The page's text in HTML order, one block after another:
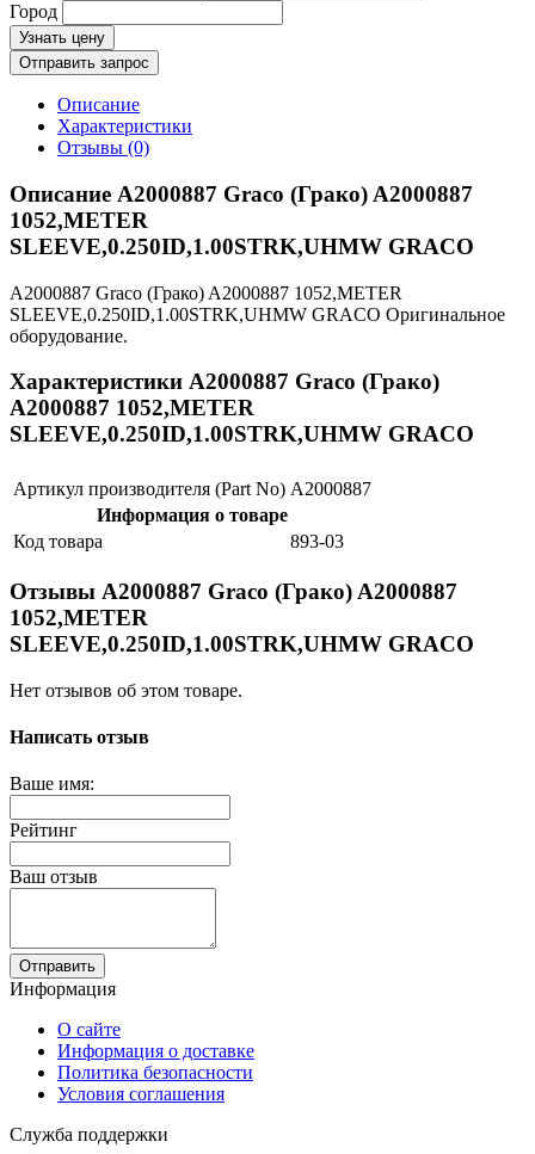
Город
Узнать цену
Отправить запрос
Описание
Характеристики
Отзывы (0)
Описание A2000887 Graco (Грако) A2000887
1052,METER
SLEEVE,0.250ID,1.00STRK,UHMW GRACO
A2000887 Graco (Грако) A2000887 1052,METER
SLEEVE,0.250ID,1.00STRK,UHMW GRACO Оригинальное
оборудование.
Характеристики A2000887 Graco (Грако)
A2000887 1052,METER
SLEEVE,0.250ID,1.00STRK,UHMW GRACO
Артикул производителя (Part No) A2000887
Информация о товаре
Код товара
893-03
Отзывы A2000887 Graco (Грако) A2000887
1052,METER
SLEEVE,0.250ID,1.00STRK,UHMW GRACO
Нет отзывов об этом товаре.
Написать отзыв
Ваше имя:
Рейтинг
Ваш отзыв
Отправить
Информация
О сайте
Информация о доставке
Политика безопасности
Условия соглашения
Служба поддержки